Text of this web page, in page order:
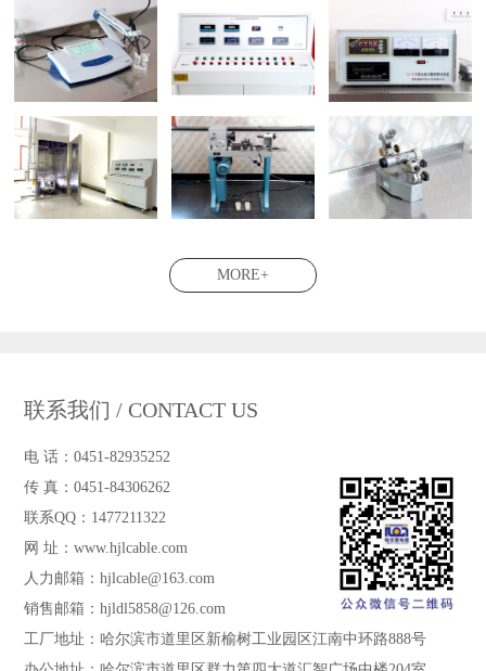
MORE+
联系我们 / CONTACT US
电 话：0451-82935252
传 真：0451-84306262
联系QQ：1477211322
网 址：www.hjlcable.com
人力邮箱：hjlcable@163.com
销售邮箱：hjldl5858@126.com
工厂地址：哈尔滨市道里区新榆树工业园区江南中环路888号